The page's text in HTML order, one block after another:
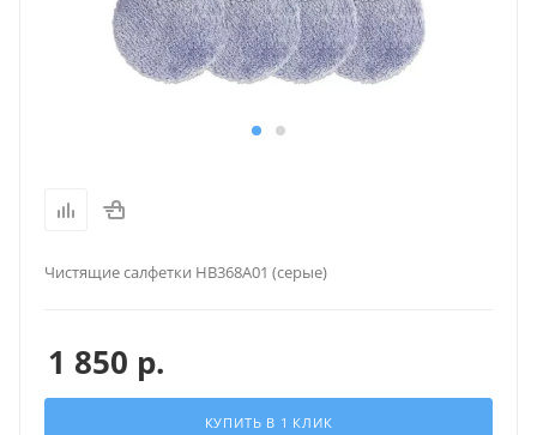
Чистящие салфетки HB368А01 (серые)
1 850 р.
КУПИТЬ В 1 КЛИК